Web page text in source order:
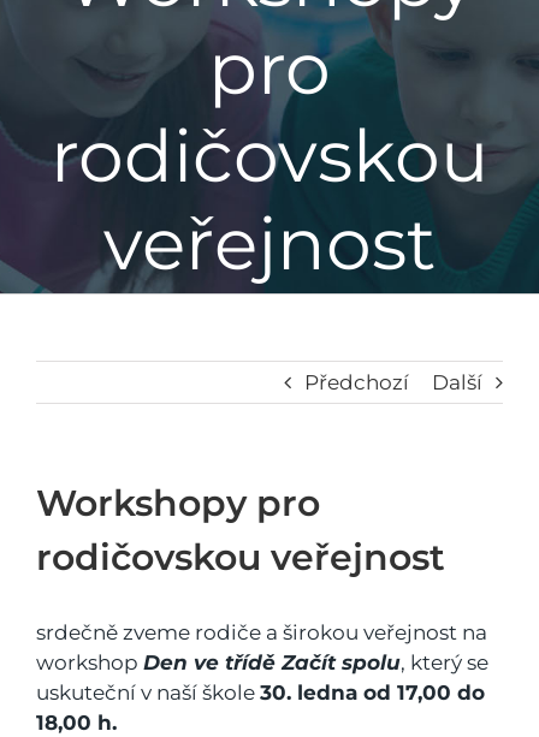
Mateřská škola
Jídelna
Školní poradenské pracoviště
Kontakt
pro
rodičovskou
veřejnost
Předchozí Další
Workshopy pro
rodičovskou veřejnost
srdečně zveme rodiče a širokou veřejnost na
workshop Den ve třídě Začít spolu, který se
uskuteční v naší škole 30. ledna od 17,00 do
18,00 h.